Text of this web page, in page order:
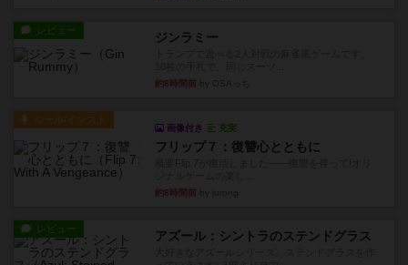
レビュー ジンラミー
約8時間前
ルール/インスト
画像付き 充実
フリップ７：復讐心とともに
約8時間前
レビュー アズール：シントラのステンドグラス